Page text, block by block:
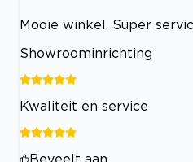
Mooie winkel. Super
Showroominrichting
Kwaliteit en service
Beveelt aan